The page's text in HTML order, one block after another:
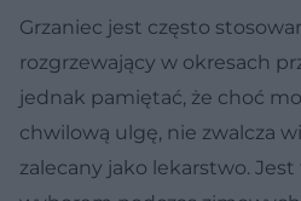
Grzaniec jest często
rozgrzewający w okresach
jednak pamiętać, że choć
chwilową ulgę, nie zwalcza
zalecany jako lekarstwo.